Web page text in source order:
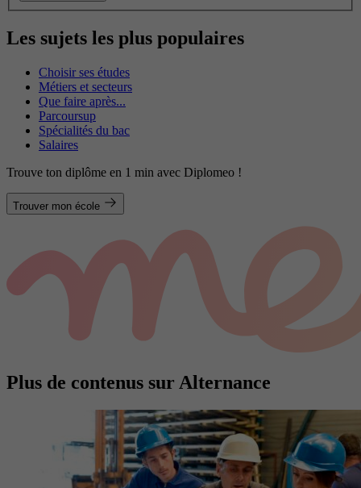
Les sujets les plus populaires
Choisir ses études
Métiers et secteurs
Que faire après...
Parcoursup
Spécialités du bac
Salaires
Trouve ton diplôme en 1 min avec Diplomeo !
Trouver mon école
Plus de contenus sur Alternance